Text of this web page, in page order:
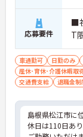
応募要件
■
T
車通勤可 日勤のみ
産休･育休･介護休暇取
交通費支給
退職金制
島根県松江市に
休日は110日あ